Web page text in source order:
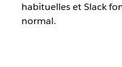
habituelles et Slack
normal.